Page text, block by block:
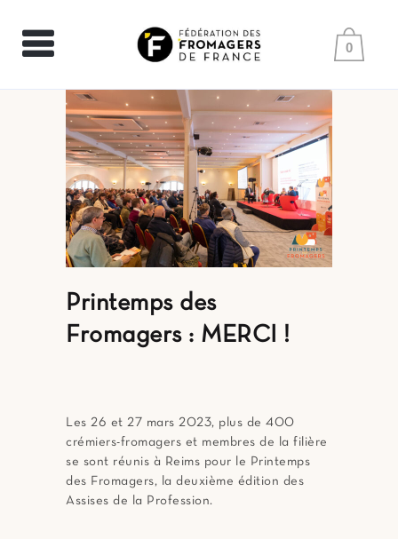
0
Printemps des
Fromagers : MERCI !
Les 26 et 27 mars 2023, plus de 400
crémiers-fromagers et membres de la filière
se sont réunis à Reims pour le Printemps
des Fromagers, la deuxième édition des
Assises de la Profession.